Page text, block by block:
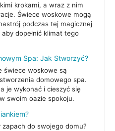
krokami, a wraz z nim
Świece woskowe mogą
podczas tej magicznej
dopełnić klimat tego
Spa: Jak Stworzyć?
świece woskowe są
domowego spa.
je wykonać i cieszyć się
swoim oazie spokoju.
do swojego domu?